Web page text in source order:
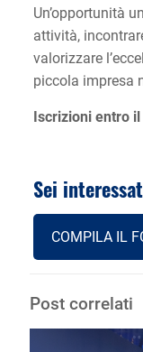
Un’opportunità
attività,
valorizzare
piccola impresa
Iscrizioni entro
Sei
COMPILA IL
Post correlati